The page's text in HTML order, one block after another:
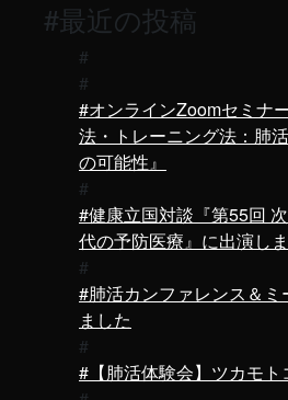
最近の投稿
オンラインZoomセミナ
法・トレーニング法：肺
の可能性』
健康立国対談『第55回
代の予防医療』に出演しま
肺活カンファレンス＆
ました
【肺活体験会】ツカモ